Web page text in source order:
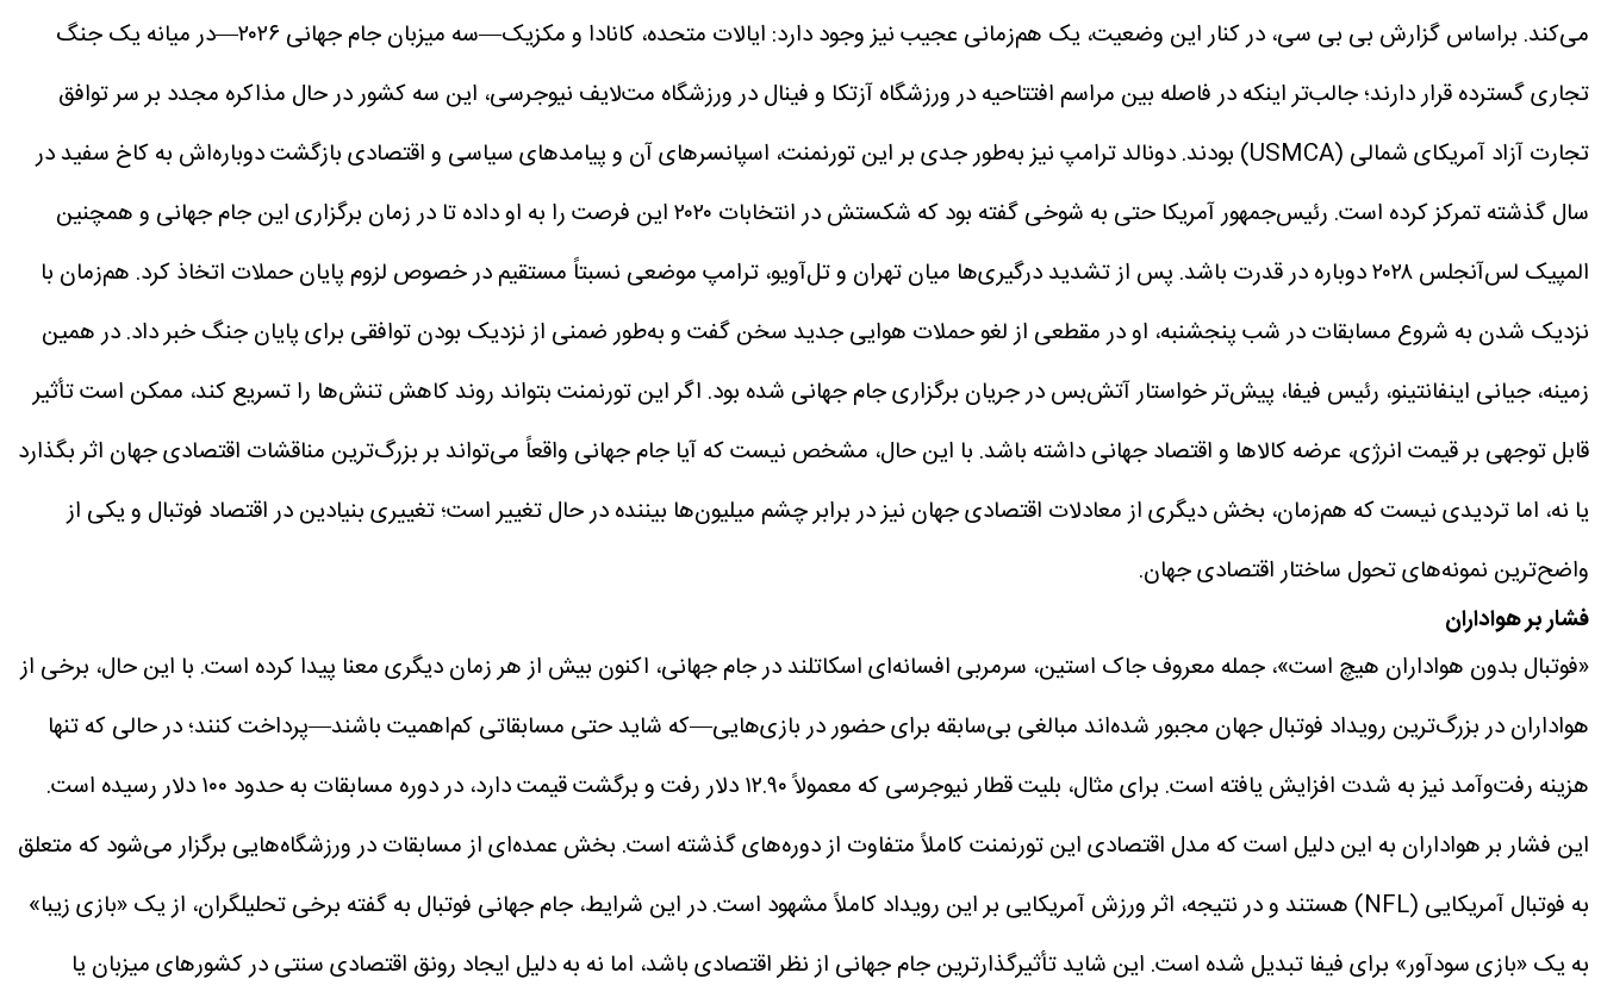
می‌کند.
براساس گزارش بی بی سی، در کنار این وضعیت، یک هم‌زمانی عجیب نیز وجود دارد: ایالات متحده، کانادا و مکزیک—سه میزبان جام جهانی ۲۰۲۶—در میانه یک جنگ
تجاری گسترده قرار دارند؛‌ جالب‌تر اینکه در فاصله بین مراسم افتتاحیه در ورزشگاه آزتکا و فینال در ورزشگاه مت‌لایف نیوجرسی، این سه کشور در حال مذاکره مجدد بر سر توافق
تجارت آزاد آمریکای شمالی (USMCA) بودند.
دونالد ترامپ نیز به‌طور جدی بر این تورنمنت، اسپانسرهای آن و پیامدهای سیاسی و اقتصادی بازگشت دوباره‌اش به کاخ سفید در
سال گذشته تمرکز کرده است. رئیس‌جمهور آمریکا حتی به شوخی گفته بود که شکستش در انتخابات ۲۰۲۰ این فرصت را به او داده تا در زمان برگزاری این جام جهانی و همچنین
المپیک لس‌آنجلس ۲۰۲۸ دوباره در قدرت باشد.
پس از تشدید درگیری‌ها میان تهران و تل‌آویو، ترامپ موضعی نسبتاً مستقیم در خصوص لزوم پایان حملات اتخاذ کرد. هم‌زمان با
نزدیک شدن به شروع مسابقات در شب پنجشنبه، او در مقطعی از لغو حملات هوایی جدید سخن گفت و به‌طور ضمنی از نزدیک بودن توافقی برای پایان جنگ خبر داد.در همین
زمینه، جیانی اینفانتینو، رئیس فیفا، پیش‌تر خواستار آتش‌بس در جریان برگزاری جام جهانی شده بود. اگر این تورنمنت بتواند روند کاهش تنش‌ها را تسریع کند، ممکن است تأثیر
قابل توجهی بر قیمت انرژی، عرضه کالاها و اقتصاد جهانی داشته باشد. با این حال، مشخص نیست که آیا جام جهانی واقعاً می‌تواند بر بزرگ‌ترین مناقشات اقتصادی جهان اثر بگذارد
یا نه، اما تردیدی نیست که هم‌زمان، بخش دیگری از معادلات اقتصادی جهان نیز در برابر چشم میلیون‌ها بیننده در حال تغییر است؛ تغییری بنیادین در اقتصاد فوتبال و یکی از
واضح‌ترین نمونه‌های تحول ساختار اقتصادی جهان.
فشار بر هواداران
«فوتبال بدون هواداران هیچ است»، جمله معروف جاک استین، سرمربی افسانه‌ای اسکاتلند در جام جهانی، اکنون بیش از هر زمان دیگری معنا پیدا کرده است. با این حال، برخی از
هواداران در بزرگ‌ترین رویداد فوتبال جهان مجبور شده‌اند مبالغی بی‌سابقه برای حضور در بازی‌هایی—که شاید حتی مسابقاتی کم‌اهمیت باشند—پرداخت کنند؛ در حالی که تنها
هزینه رفت‌وآمد نیز به شدت افزایش یافته است. برای مثال، بلیت قطار نیوجرسی که معمولاً ۱۲.۹۰ دلار رفت و برگشت قیمت دارد، در دوره مسابقات به حدود ۱۰۰ دلار رسیده است.
این فشار بر هواداران به این دلیل است که مدل اقتصادی این تورنمنت کاملاً متفاوت از دوره‌های گذشته است. بخش عمده‌ای از مسابقات در ورزشگاه‌هایی برگزار می‌شود که متعلق
به فوتبال آمریکایی (NFL) هستند و در نتیجه، اثر ورزش آمریکایی بر این رویداد کاملاً مشهود است.
در این شرایط، جام جهانی فوتبال به گفته برخی تحلیلگران، از یک «بازی زیبا»
به یک «بازی سودآور» برای فیفا تبدیل شده است. این شاید تأثیرگذارترین جام جهانی از نظر اقتصادی باشد، اما نه به دلیل ایجاد رونق اقتصادی سنتی در کشورهای میزبان یا